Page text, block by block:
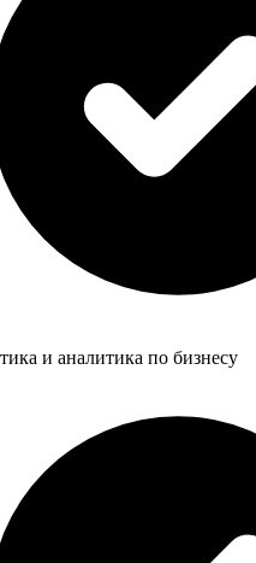
и аналитика по бизнесу